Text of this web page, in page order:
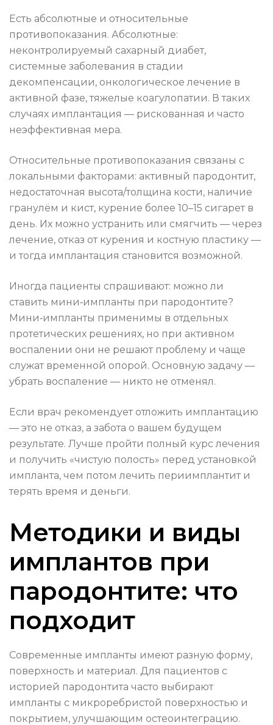
Есть абсолютные и относительные
противопоказания. Абсолютные:
неконтролируемый сахарный диабет,
системные заболевания в стадии
декомпенсации, онкологическое лечение в
активной фазе, тяжелые коагулопатии. В таких
случаях имплантация — рискованная и часто
неэффективная мера.
Относительные противопоказания связаны с
локальными факторами: активный пародонтит,
недостаточная высота/толщина кости, наличие
гранулём и кист, курение более 10–15 сигарет в
день. Их можно устранить или смягчить — через
лечение, отказ от курения и костную пластику —
и тогда имплантация становится возможной.
Иногда пациенты спрашивают: можно ли
ставить мини‑импланты при пародонтите?
Мини‑импланты применимы в отдельных
протетических решениях, но при активном
воспалении они не решают проблему и чаще
служат временной опорой. Основную задачу —
убрать воспаление — никто не отменял.
Если врач рекомендует отложить имплантацию
— это не отказ, а забота о вашем будущем
результате. Лучше пройти полный курс лечения
и получить «чистую полость» перед установкой
импланта, чем потом лечить периимплантит и
терять время и деньги.
Методики и виды
имплантов при
пародонтите: что
подходит
Современные импланты имеют разную форму,
поверхность и материал. Для пациентов с
историей пародонтита часто выбирают
импланты с микроребристой поверхностью и
покрытием, улучшающим остеоинтеграцию.